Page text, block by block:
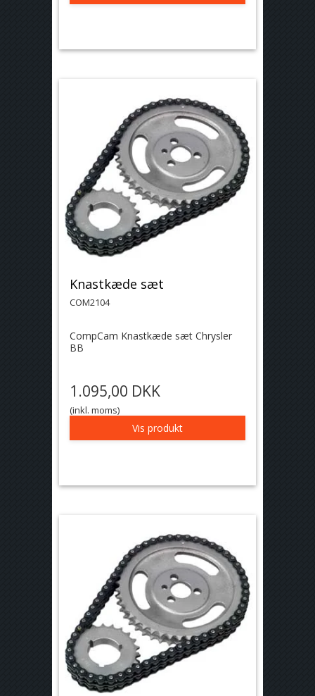
Knastkæde sæt
COM2104
CompCam Knastkæde sæt Chrysler
BB
1.095,00 DKK
(inkl. moms)
Vis produkt